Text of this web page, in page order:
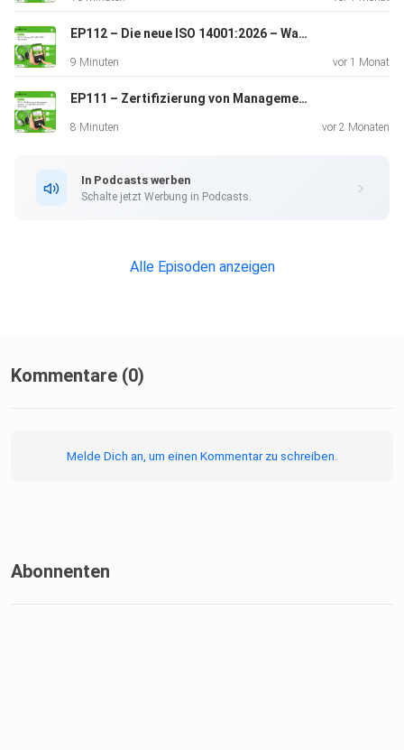
EP112 – Die neue ISO 14001:2026 – Was ist neu?
9 Minuten vor 1 Monat
EP111 – Zertifizierung von Managementsystemen – was gilt neben der Norm? Teil 2: Audit
8 Minuten vor 2 Monaten
In Podcasts werben
Schalte jetzt Werbung in Podcasts.
Alle Episoden anzeigen
Kommentare (0)
Melde Dich an, um einen Kommentar zu schreiben.
Abonnenten